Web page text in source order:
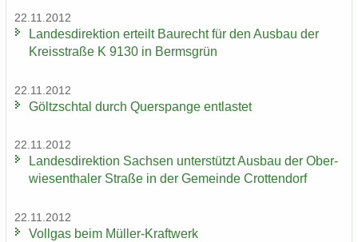
22.11.2012
Lan­des­di­rek­ti­on er­teilt Bau­recht für den Aus­bau der
Kreis­stra­ße K 9130 in Berms­grün
22.11.2012
Göltzsch­tal durch Quer­span­ge ent­las­tet
22.11.2012
Lan­des­di­rek­ti­on Sach­sen un­ter­stützt Aus­bau der Ober­
wie­sen­tha­ler Stra­ße in der Ge­mein­de Crot­ten­dorf
22.11.2012
Voll­gas beim Müller-​Kraftwerk